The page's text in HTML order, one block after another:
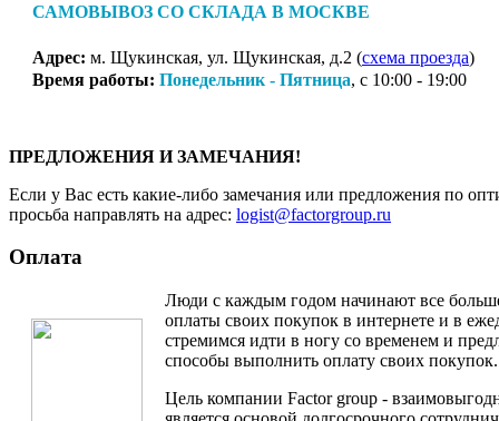
САМОВЫВОЗ СО СКЛАДА В МОСКВЕ
Адрес: м. Щукинская, ул. Щукинская, д.2 (схема проезда)
Время работы: Понедельник - Пятница, с 10:00 - 19:00
ПРЕДЛОЖЕНИЯ И ЗАМЕЧАНИЯ!
Если у Вас есть какие-либо замечания или предложения по
просьба направлять на адрес: logist@factorgroup.ru
Оплата
Люди с каждым годом начинают все
оплаты своих покупок в интернете и в
стремимся идти в ногу со временем и
способы выполнить оплату своих покупок.
Цель компании Factor group -